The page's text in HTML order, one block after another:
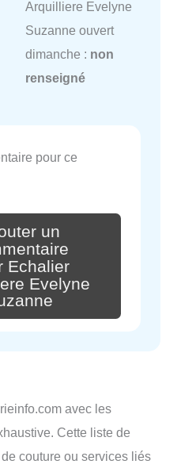
Arquilliere Evelyne
Suzanne ouvert
dimanche : non
renseigné
pour ce
un
Echalier
Evelyne
avec les
Cette liste de
couture ou services liés